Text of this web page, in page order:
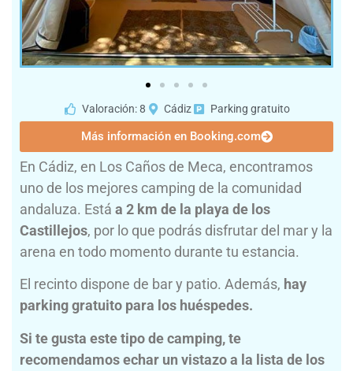
Valoración: 8 Cádiz Parking gratuito
Más información en Booking.com
En Cádiz, en Los Caños de Meca, encontramos
uno de los mejores camping de la comunidad
andaluza. Está a 2 km de la playa de los
Castillejos, por lo que podrás disfrutar del mar y la
arena en todo momento durante tu estancia.
El recinto dispone de bar y patio. Además, hay
parking gratuito para los huéspedes.
Si te gusta este tipo de camping, te
recomendamos echar un vistazo a la lista de los